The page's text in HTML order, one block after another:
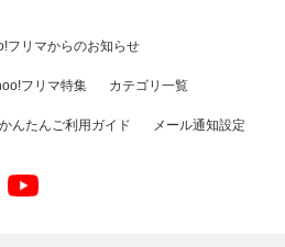
フリマからのお知らせ
フリマ特集 カテゴリ一覧
かんたんご利用ガイド メール通知設定